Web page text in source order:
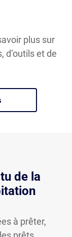
plus sur
d’outils et de
de la
à prêter,